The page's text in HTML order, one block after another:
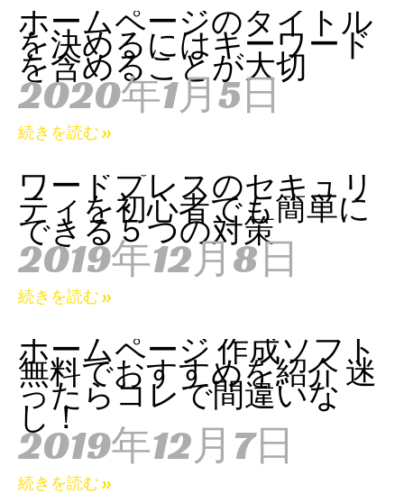
ホームページのタイトル
を決めるにはキーワード
を含めることが大切
2020年1月5日
続きを読む »
ワードプレスのセキュリ
ティを初心者でも簡単に
できる５つの対策
2019年12月8日
続きを読む »
ホームページ 作成ソフト
無料でおすすめを紹介 迷
ったらコレで間違いな
し！
2019年12月7日
続きを読む »